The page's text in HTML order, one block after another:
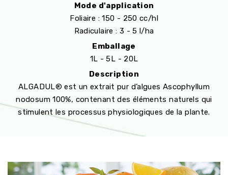
Mode d'application
Foliaire : 150 - 250 cc/hl
Radiculaire : 3 - 5 l/ha
Emballage
1L - 5L - 20L
Description
ALGADUL® est un extrait pur d’algues Ascophyllum
nodosum 100%, contenant des éléments naturels qui
stimulent les processus physiologiques de la plante.